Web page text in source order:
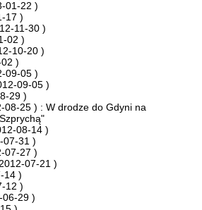
01-22 )
17 )
11-30 )
02 )
10-20 )
)
09-05 )
09-05 )
29 )
08-25 ) : W drodze do Gdyni na
08-14 )
07-31 )
07-27 )
07-21 )
14 )
12 )
06-29 )